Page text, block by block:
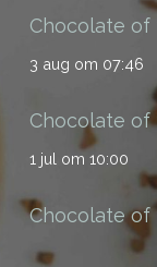
Chocolate of
3 aug om 07:46
Chocolate
1 jul om 10:00
Chocolate of